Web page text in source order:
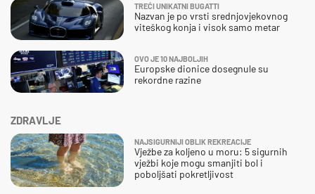
ZDRAVLJE
NAJSIGURNIJI OBLIK REKREACIJE
Vježbe za koljeno u moru: 5 sigurnih
vježbi koje mogu smanjiti bol i
poboljšati pokretljivost
TREĆI UNIKATNI BUGATTI
Nazvan je po vrsti srednjovjekovnog
viteškog konja i visok samo metar
OVO JE 10 NAJBOLJIH
Europske dionice dosegnule su
rekordne razine